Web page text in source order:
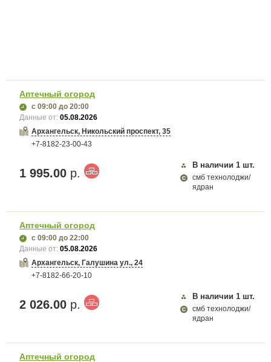
Аптечный огород
с 09:00 до 20:00
Данные от:05.08.2026
Архангельск, Никольский проспект, 35
+7-8182-23-00-43
1 995.00 р.
В наличии 1 шт.
смб технолоджи/
ядран
Аптечный огород
с 09:00 до 22:00
Данные от:05.08.2026
Архангельск, Галушина ул., 24
+7-8182-66-20-10
2 026.00 р.
В наличии 1 шт.
смб технолоджи/
ядран
Аптечный огород